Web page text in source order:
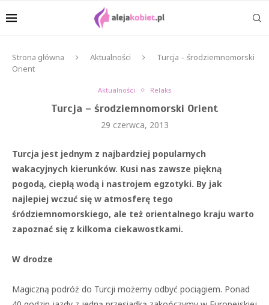
Strona główna Aktualności
Turcja – środziemnomorski
Orient
Aktualności Relaks
Turcja – środziemnomorski Orient
29 czerwca, 2013
Turcja jest jednym z najbardziej popularnych
wakacyjnych kierunków. Kusi nas zawsze piękną
pogodą, ciepłą wodą i nastrojem egzotyki. By jak
najlepiej wczuć się w atmosferę tego
śródziemnomorskiego, ale też orientalnego kraju warto
zapoznać się z kilkoma ciekawostkami.
W drodze
Magiczną podróż do Turcji możemy odbyć pociągiem. Ponad